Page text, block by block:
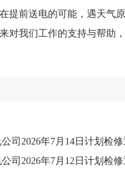
提前送电的可能，遇天气
对我们工作的支持与帮助
司2026年7月14日计划检
司2026年7月12日计划检